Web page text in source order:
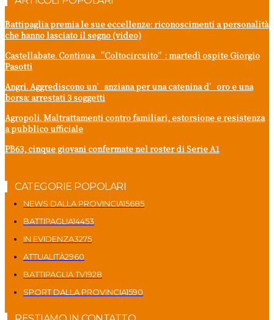
Battipaglia premia le sue eccellenze: riconoscimenti a personalità
che hanno lasciato il segno (video)
Castellabate. Continua “Coltocircuito”: martedì ospite Giorgio
Pasotti
Angri. Aggrediscono un’anziana per una catenina d’oro e una
borsa: arrestati 3 soggetti
Agropoli. Maltrattamenti contro familiari, estorsione e resistenza
a pubblico ufficiale
PB63, cinque giovani confermate nel roster di Serie A1
CATEGORIE POPOLARI
NEWS DALLA PROVINCIA15685
BATTIPAGLIA14453
IN EVIDENZA3275
ATTUALITÀ2960
BATTIPAGLIA TV1928
SPORT DALLA PROVINCIA1590